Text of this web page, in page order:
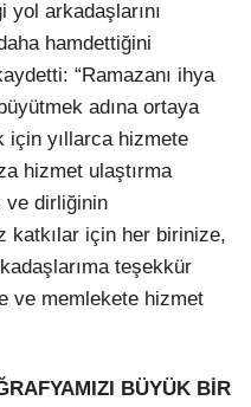
yol arkadaşlarını
hamdettiğini
“Ramazanı ihya
adına ortaya
için yıllarca hizmete
hizmet ulaştırma
ve dirliğinin
katkılar için her birinize,
teşekkür
ve memlekete hizmet
BÜYÜK BİR